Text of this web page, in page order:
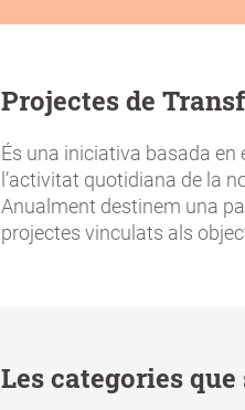
Projectes de
És una iniciativa basada en
l’activitat quotidiana de la
Anualment destinem una
projectes vinculats als
Les categories